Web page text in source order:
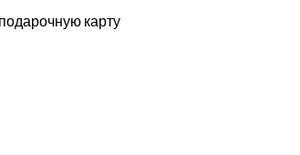
карту